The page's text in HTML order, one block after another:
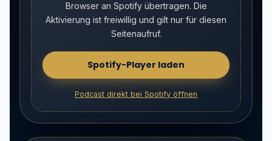
Browser an Spotify übertragen. Die
Aktivierung ist freiwillig und gilt nur für diesen
Seitenaufruf.
Spotify-Player laden
Podcast direkt bei Spotify öffnen